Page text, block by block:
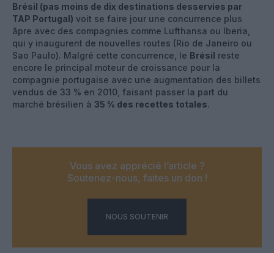
Brésil (pas moins de dix destinations desservies par
TAP Portugal) voit se faire jour une concurrence plus
âpre avec des compagnies comme Lufthansa ou Iberia,
qui y inaugurent de nouvelles routes (Rio de Janeiro ou
Sao Paulo). Malgré cette concurrence, le Brésil reste
encore le principal moteur de croissance pour la
compagnie portugaise avec une augmentation des billets
vendus de 33 % en 2010, faisant passer la part du
marché brésilien à 35 % des recettes totales.
Vous avez apprécié l’article ?
Soutenez-nous, faites un don !
NOUS SOUTENIR